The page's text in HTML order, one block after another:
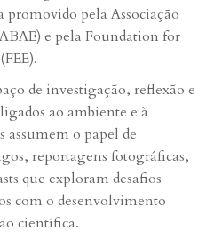
pela Associação
e pela Foundation for
de investigação, reflexão e
ao ambiente e à
assumem o papel de
reportagens fotográficas,
que exploram desafios
com o desenvolvimento
científica.